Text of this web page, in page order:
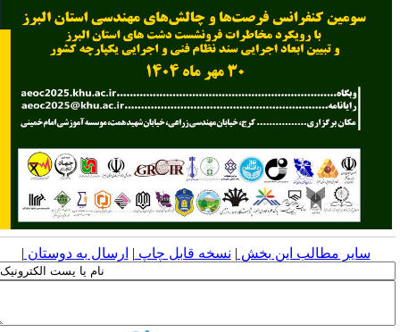
سایر مطالب این بخش | نسخه قابل چاپ| ارسال به دوستان|